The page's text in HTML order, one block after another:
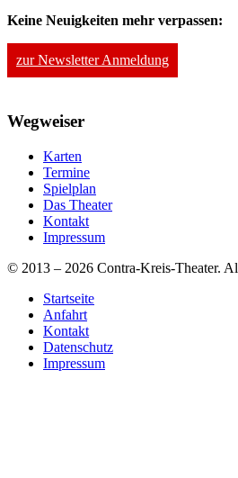
Keine Neuigkeiten mehr verpassen:
zur Newsletter Anmeldung
Wegweiser
Karten
Termine
Spielplan
Das Theater
Kontakt
Impressum
© 2013 – 2026 Contra-Kreis-Theater.
Startseite
Anfahrt
Kontakt
Datenschutz
Impressum